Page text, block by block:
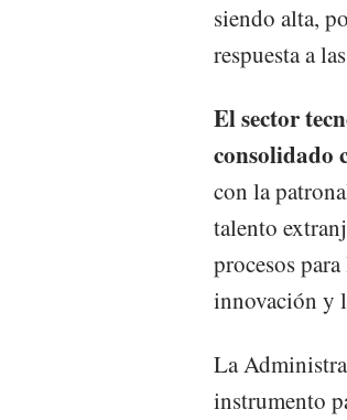
siendo alta,
respuesta a
El sector
consolidado
con la
talento
procesos
innovación y
La
instrumento